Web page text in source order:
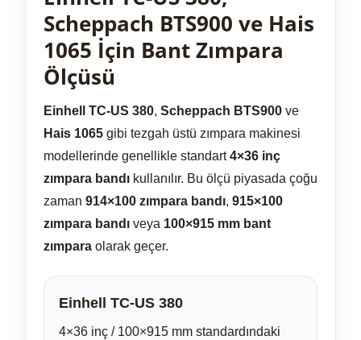
Scheppach BTS900 ve Hais
1065 İçin Bant Zımpara
Ölçüsü
Einhell TC-US 380, Scheppach BTS900 ve
Hais 1065 gibi tezgah üstü zımpara makinesi
modellerinde genellikle standart4×36 inç
zımpara bandı kullanılır. Bu ölçü piyasada çoğu
zaman 914×100 zımpara bandı, 915×100
zımpara bandı veya 100×915 mm bant
zımpara olarak geçer.
Einhell TC-US 380
4×36 inç / 100×915 mm standardındaki